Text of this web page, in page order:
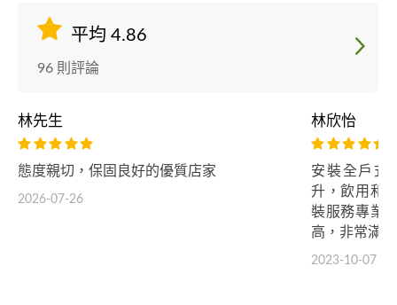
平均 4.86
96 則評論
林先生
態度親切，保固良好的優質店家
2026-07-26
林欣怡
安裝全戶式
升，飲用和
裝服務專業
高，非常滿
2023-10-07